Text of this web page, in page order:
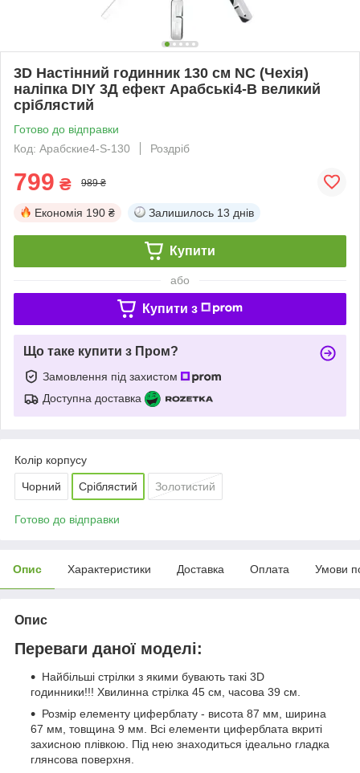
3D Настінний годинник 130 см NC (Чехія)
наліпка DIY 3Д ефект Арабські4-B великий
сріблястий
Готово до відправки
Код: Арабские4-S-130
Роздріб
799 ₴ 989 ₴
Економія 190 ₴ Залишилось 13 днів
Купити
або
Купити з
Що таке купити з Пром?
Замовлення під захистом
Доступна доставка
Колір корпусу
Чорний Сріблястий Золотистий
Готово до відправки
Опис Характеристики Доставка Оплата Умови
Опис
Переваги даної моделі:
Найбільші стрілки з якими бувають такі 3D
годинники!!! Хвилинна стрілка 45 см, часова 39 см.
Розмір елементу циферблату - висота 87 мм, ширина
67 мм, товщина 9 мм. Всі елементи циферблата вкриті
захисною плівкою. Під нею знаходиться ідеально гладка
глянсова поверхня.